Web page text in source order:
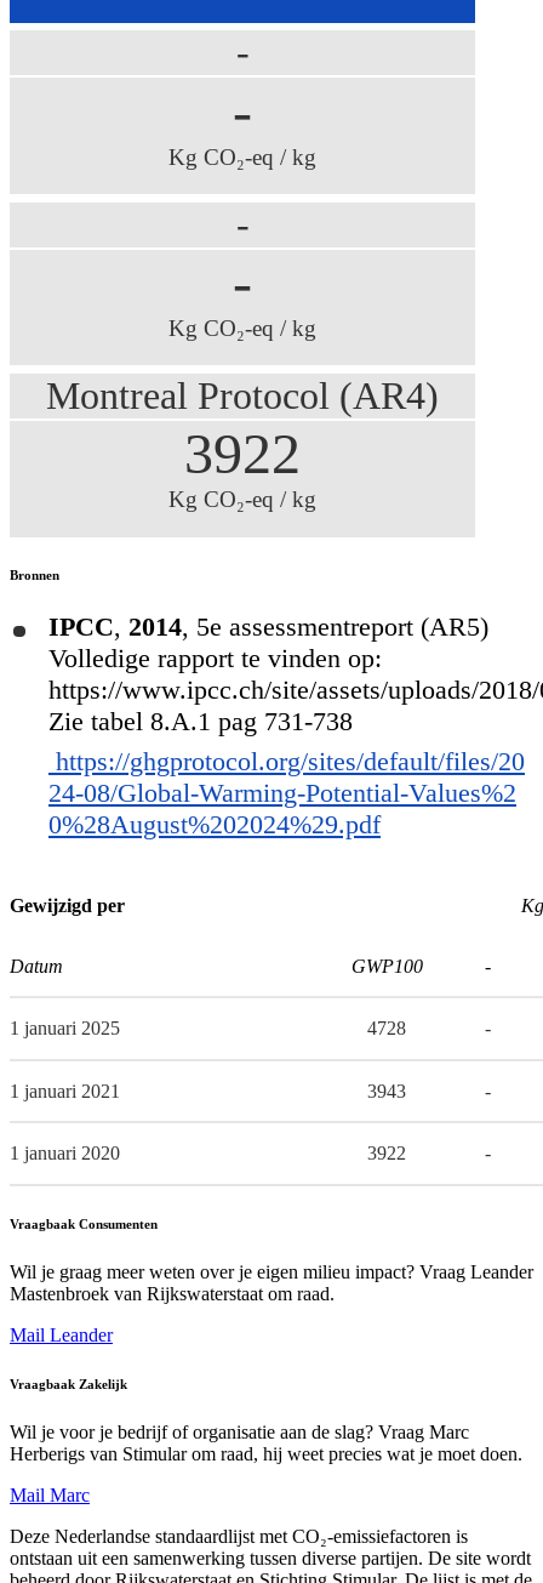
-
-
Kg CO₂-eq / kg
-
-
Kg CO₂-eq / kg
Montreal Protocol (AR4)
3922
Kg CO₂-eq / kg
Bronnen
IPCC, 2014, 5e assessmentreport (AR5)
Volledige rapport te vinden op:
https://www.ipcc.ch/site/assets/uploads/
Zie tabel 8.A.1 pag 731-738
https://ghgprotocol.org/sites/default/files/20
24-08/Global-Warming-Potential-Values%2
0%28August%202024%29.pdf
Gewijzigd per
Datum GWP100 -
1 januari 2025 4728 -
1 januari 2021 3943 -
1 januari 2020 3922 -
Vraagbaak Consumenten
Wil je graag meer weten over je eigen milieu impact? Vraag Leander
Mastenbroek van Rijkswaterstaat om raad.
Mail Leander
Vraagbaak Zakelijk
Wil je voor je bedrijf of organisatie aan de slag? Vraag Marc
Herberigs van Stimular om raad, hij weet precies wat je moet doen.
Mail Marc
Deze Nederlandse standaardlijst met CO₂-emissiefactoren is
ontstaan uit een samenwerking tussen diverse partijen. De site wordt